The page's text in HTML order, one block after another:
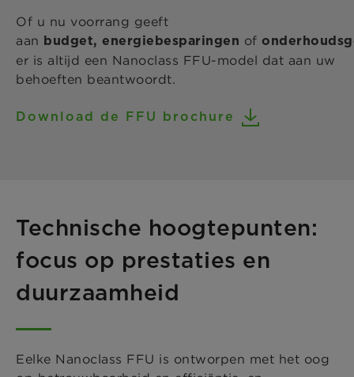
Of u nu voorrang geeft
aan budget, energiebesparingen of
er is altijd een Nanoclass FFU-model dat aan uw
behoeften beantwoordt.
Download de FFU brochure
Technische hoogtepunten:
focus op prestaties en
duurzaamheid
Eelke Nanoclass FFU is ontworpen met het oog